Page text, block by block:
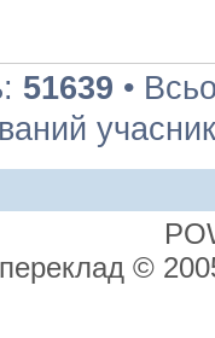
51639 •
переклад ©